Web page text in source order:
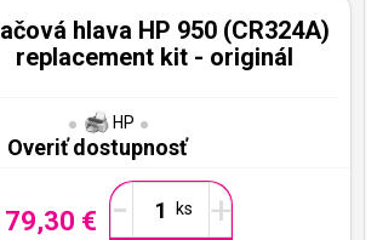
hlava HP 950 (CR324A)
replacement kit - originál
HP
Overiť dostupnosť
€ - +